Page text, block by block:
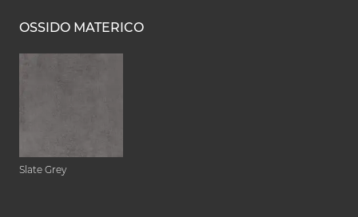
OSSIDO MATERICO
Slate Grey